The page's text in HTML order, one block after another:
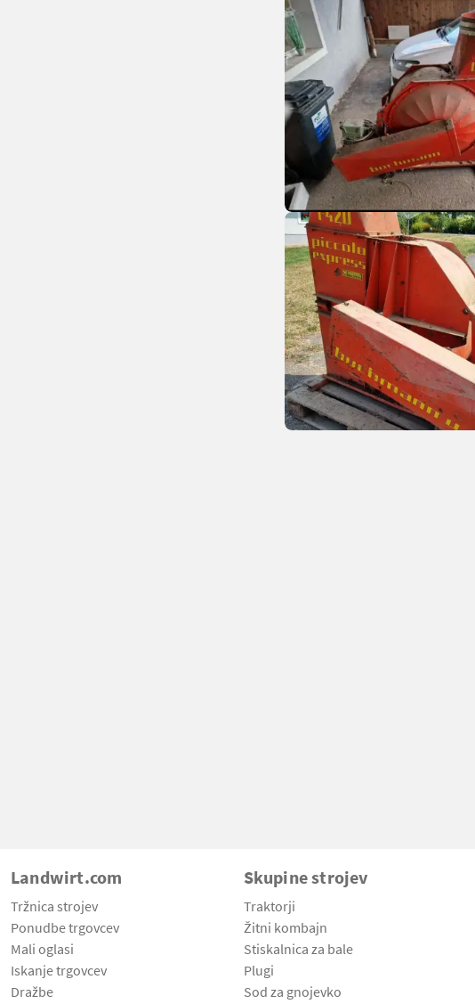
Landwirt.com
Tržnica strojev
Ponudbe trgovcev
Mali oglasi
Iskanje trgovcev
Dražbe
Skupine strojev
Traktorji
Žitni kombajn
Stiskalnica za bale
Plugi
Sod za gnojevko